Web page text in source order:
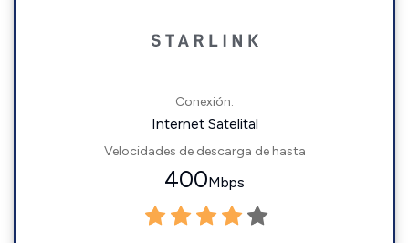
Conexión:
Internet Satelital
Velocidades de descarga de hasta
400Mbps